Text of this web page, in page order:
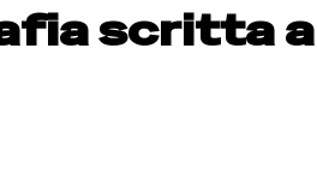
scritta a